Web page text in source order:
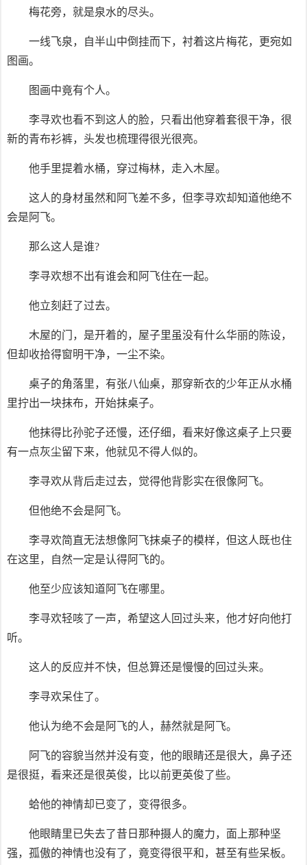
梅花旁，就是泉水的尽头。
一线飞泉，自半山中倒挂而下，衬着这片梅花，更宛如
图画。
图画中竟有个人。
李寻欢也看不到这人的脸，只看出他穿着套很干净，很
新的青布衫裤，头发也梳理得很光很亮。
他手里提着水桶，穿过梅林，走入木屋。
这人的身材虽然和阿飞差不多，但李寻欢却知道他绝不
会是阿飞。
那么这人是谁?
李寻欢想不出有谁会和阿飞住在一起。
他立刻赶了过去。
木屋的门，是开着的，屋子里虽没有什么华丽的陈设，
但却收拾得窗明干净，一尘不染。
桌子的角落里，有张八仙桌，那穿新衣的少年正从水桶
里拧出一块抹布，开始抹桌子。
他抹得比孙驼子还慢，还仔细，看来好像这桌子上只要
有一点灰尘留下来，他就见不得人似的。
李寻欢从背后走过去，觉得他背影实在很像阿飞。
但他绝不会是阿飞。
李寻欢简直无法想像阿飞抹桌子的模样，但这人既也住
在这里，自然一定是认得阿飞的。
他至少应该知道阿飞在哪里。
李寻欢轻咳了一声，希望这人回过头来，他才好向他打
听。
这人的反应并不快，但总算还是慢慢的回过头来。
李寻欢呆住了。
他认为绝不会是阿飞的人，赫然就是阿飞。
阿飞的容貌当然并没有变，他的眼睛还是很大，鼻子还
是很挺，看来还是很英俊，比以前更英俊了些。
蛤他的神情却已变了，变得很多。
他眼睛里已失去了昔日那种摄人的魔力，面上那种坚
强，孤傲的神情也没有了，竟变得很平和，甚至有些呆板。